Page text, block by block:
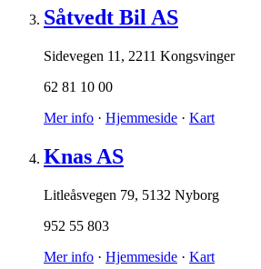
Såtvedt Bil AS
Sidevegen 11 , 2211 Kongsvinger
62 81 10 00
Mer info · Hjemmeside · Kart
Knas AS
Litleåsvegen 79, 5132 Nyborg
952 55 803
Mer info · Hjemmeside · Kart